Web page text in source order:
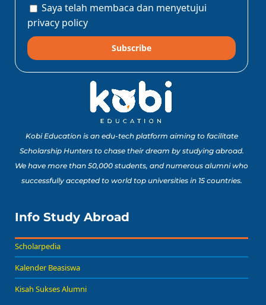
Saya telah membaca dan menyetujui
privacy policy
Subscribe
Kobi Education is an edu-tech platform aiming to facilitate
Scholarship Hunters to chase their dream by studying abroad.
We have more than 50,000 students, and numerous alumni who
successfully accepted to world top universities in 15 countries.
Info Study Abroad
Scholarpedia
Kalender Beasiswa
Kisah Sukses Alumni